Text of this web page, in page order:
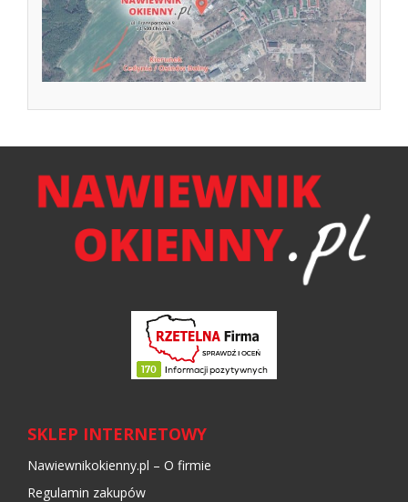
SKLEP INTERNETOWY
Nawiewnikokienny.pl – O firmie
Regulamin zakupów